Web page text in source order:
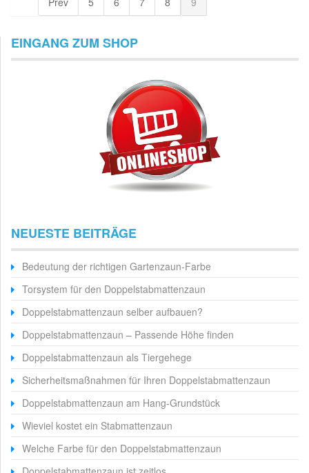
EINGANG ZUM SHOP
NEUESTE BEITRÄGE
Bedeutung der richtigen Gartenzaun-Farbe
Torsystem für den Doppelstabmattenzaun
Doppelstabmattenzaun selber aufbauen?
Doppelstabmattenzaun – Passende Höhe finden
Doppelstabmattenzaun als Tiergehege
Sicherheitsmaßnahmen für Ihren Doppelstabmattenzaun
Doppelstabmattenzaun am Hang-Grundstück
Wieviel kostet ein Stabmattenzaun
Welche Farbe für den Doppelstabmattenzaun